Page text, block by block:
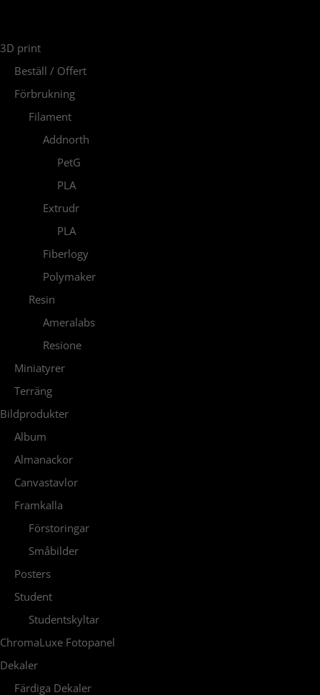
3D print
Beställ / Offert
Förbrukning
Filament
Addnorth
PetG
PLA
Extrudr
PLA
Fiberlogy
Polymaker
Resin
Ameralabs
Resione
Miniatyrer
Terräng
Bildprodukter
Album
Almanackor
Canvastavlor
Framkalla
Förstoringar
Småbilder
Posters
Student
Studentskyltar
ChromaLuxe Fotopanel
Dekaler
Färdiga Dekaler